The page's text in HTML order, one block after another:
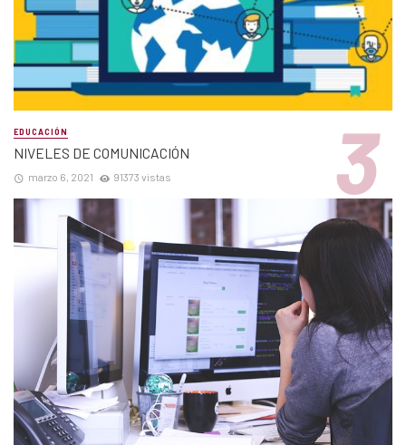
EDUCACIÓN
NIVELES DE COMUNICACIÓN
marzo 6, 2021 91373 vistas